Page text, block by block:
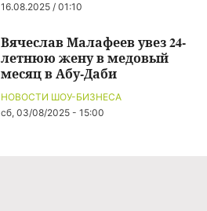
16.08.2025 / 01:10
НОВОСТИ ШОУ-БИЗНЕСА
сб, 03/08/2025 - 15:00
Вячеслав Малафеев увез 24-
летнюю жену в медовый
месяц в Абу-Даби